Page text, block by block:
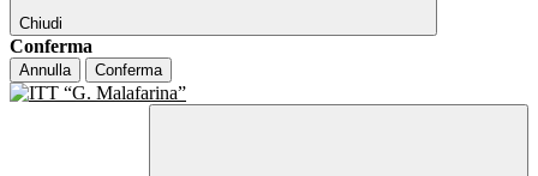
Chiudi
Conferma
Annulla Conferma